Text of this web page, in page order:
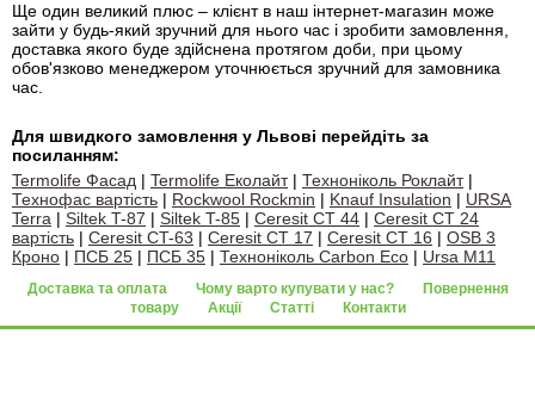
Ще один великий плюс – клієнт в наш інтернет-магазин може
зайти у будь-який зручний для нього час і зробити замовлення,
доставка якого буде здійснена протягом доби, при цьому
обов'язково менеджером уточнюється зручний для замовника
час.
Для швидкого замовлення у Львові перейдіть за
посиланням:
Termolife Фасад | Termolife Еколайт| Техноніколь Роклайт|
Технофас вартість | Rockwool Rockmin | Knauf Insulation | URSA
Terra | Siltek T-87 | Siltek T-85 | Ceresit CT 44 | Ceresit CT 24
вартість | Ceresit CT-63 | Ceresit CT 17 | Ceresit CT 16 | OSB 3
Кроно | ПСБ 25 | ПСБ 35 | Техноніколь Carbon Eco | Ursa M11
Доставка та оплата Чому варто купувати у нас?
Повернення
товару
Акції Статті Контакти